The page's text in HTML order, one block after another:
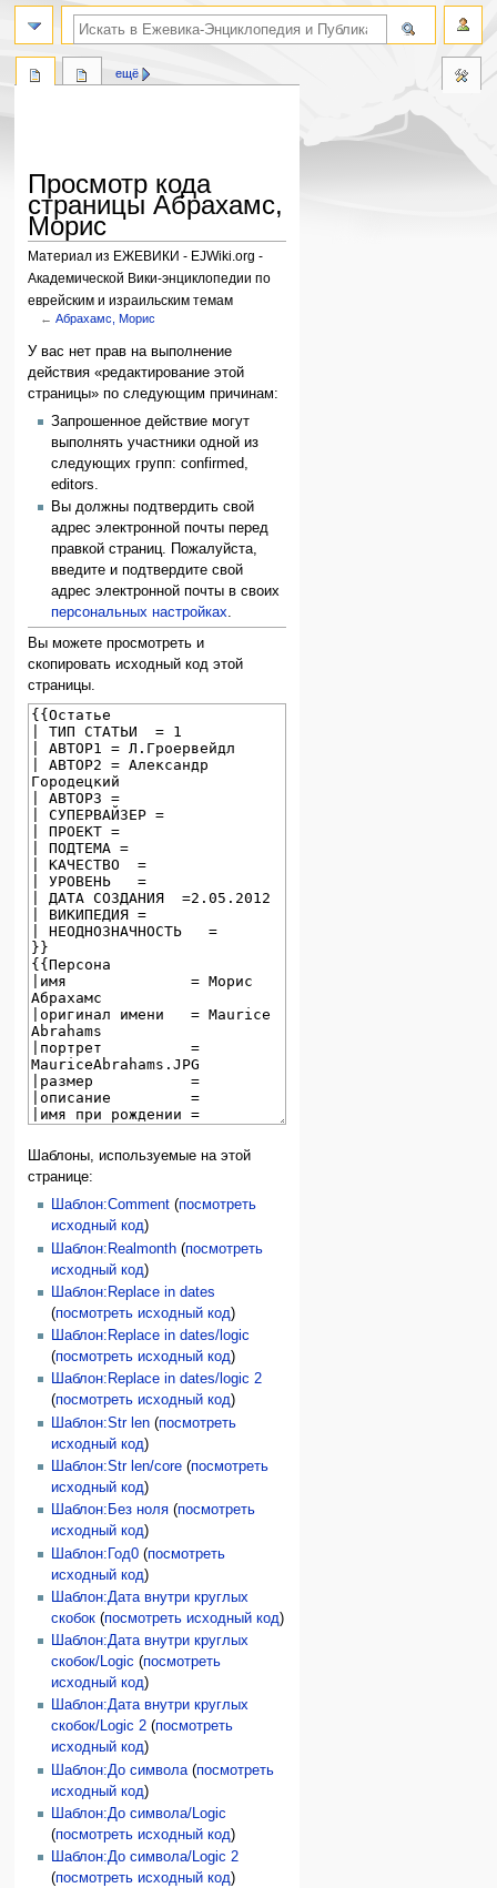
Просмотр кода
страницы Абрахамс,
Морис
Материал из ЕЖЕВИКИ - EJWiki.org -
Академической Вики-энциклопедии по
еврейским и израильским темам
←Абрахамс, Морис
Перейти
к
навигации
Перейти
к
поиску
У вас нет прав на выполнение
действия «редактирование этой
страницы» по следующим причинам:
Запрошенное действие могут
выполнять участники одной из
следующих групп: confirmed,
editors.
Вы должны подтвердить свой
адрес электронной почты перед
правкой страниц. Пожалуйста,
введите и подтвердите свой
адрес электронной почты в своих
персональных настройках.
Вы можете просмотреть и
скопировать исходный код этой
страницы.
Шаблоны, используемые на этой
странице:
Шаблон:Comment(посмотреть
исходный код)
Шаблон:Realmonth(посмотреть
исходный код)
Шаблон:Replace in dates
(посмотреть исходный код)
Шаблон:Replace in dates/logic
(посмотреть исходный код)
Шаблон:Replace in dates/logic 2
(посмотреть исходный код)
Шаблон:Str len(посмотреть
исходный код)
Шаблон:Str len/core(посмотреть
исходный код)
Шаблон:Без ноля(посмотреть
исходный код)
Шаблон:Год0(посмотреть
исходный код)
Шаблон:Дата внутри круглых
скобок(посмотреть исходный код)
Шаблон:Дата внутри круглых
скобок/Logic (посмотреть
исходный код)
Шаблон:Дата внутри круглых
скобок/Logic 2(посмотреть
исходный код)
Шаблон:До символа(посмотреть
исходный код)
Шаблон:До символа/Logic
(посмотреть исходный код)
Шаблон:До символа/Logic 2
(посмотреть исходный код)
ещё
поиск по словам